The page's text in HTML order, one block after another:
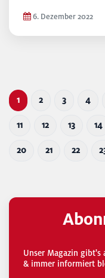
6. Dezember 2022
1 2 3 4
11 12 13 14
20 21 22
Unser Magazin
& immer informiert